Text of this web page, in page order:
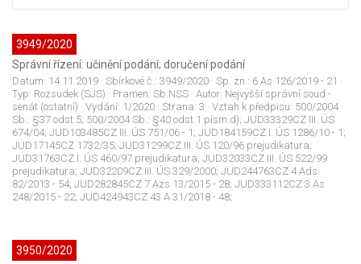
3949/2020
Správní řízení: učinění podání; doručení podání
Datum: 14.11.2019 · Sbírkové č.: 3949/2020 · Sp. zn.: 6 As 126/2019 - 21 ·
Typ: Rozsudek (SJS) · Pramen: Sb.NSS · Autor: Nejvyšší správní soud -
senát (ostatní) · Vydání: 1/2020 · Strana: 3 · Vztah k předpisu: 500/2004
Sb.: §37 odst.5; 500/2004 Sb.: §40 odst.1 písm.d); JUD33329CZ III. ÚS
674/04; JUD103485CZ III. ÚS 751/06 - 1; JUD184159CZ I. ÚS 1286/10 - 1;
JUD17145CZ 1732/35; JUD31299CZ III. ÚS 120/96 prejudikatura;
JUD31763CZ I. ÚS 460/97 prejudikatura; JUD32033CZ III. ÚS 522/99
prejudikatura; JUD32209CZ III. ÚS 329/2000; JUD244763CZ 4 Ads
82/2013 - 54; JUD282845CZ 7 Azs 13/2015 - 28; JUD333112CZ 3 As
248/2015 - 22; JUD424943CZ 43 A 31/2018 - 48;
3950/2020